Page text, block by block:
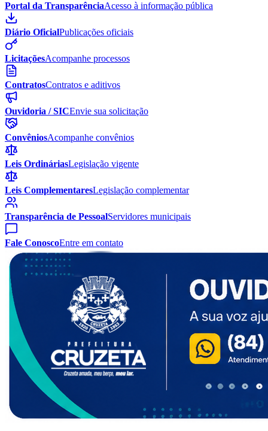
Portal da TransparênciaAcesso à informação pública
Diário OficialPublicações oficiais
LicitaçõesAcompanhe processos
ContratosContratos e aditivos
Ouvidoria / SICEnvie sua solicitação
ConvêniosAcompanhe convênios
Leis OrdináriasLegislação vigente
Leis ComplementaresLegislação complementar
Transparência de PessoalServidores municipais
Fale ConoscoEntre em contato